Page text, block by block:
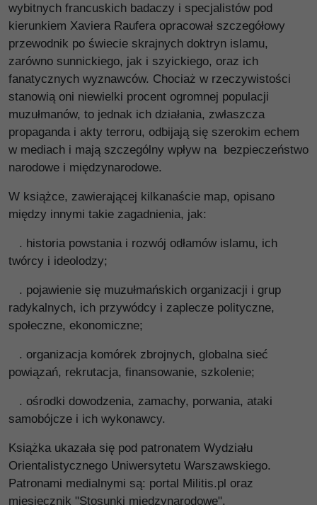
wybitnych francuskich badaczy i specjalistów pod
kierunkiem Xaviera Raufera opracował szczegółowy
przewodnik po świecie skrajnych doktryn islamu,
zarówno sunnickiego, jak i szyickiego, oraz ich
fanatycznych wyznawców. Chociaż w rzeczywistości
stanowią oni niewielki procent ogromnej populacji
muzułmanów, to jednak ich działania, zwłaszcza
propaganda i akty terroru, odbijają się szerokim echem
w mediach i mają szczególny wpływ na bezpieczeństwo
narodowe i międzynarodowe.
W książce, zawierającej kilkanaście map, opisano
między innymi takie zagadnienia, jak:
. historia powstania i rozwój odłamów islamu, ich
twórcy i ideolodzy;
. pojawienie się muzułmańskich organizacji i grup
radykalnych, ich przywódcy i zaplecze polityczne,
społeczne, ekonomiczne;
. organizacja komórek zbrojnych, globalna sieć
powiązań, rekrutacja, finansowanie, szkolenie;
. ośrodki dowodzenia, zamachy, porwania, ataki
samobójcze i ich wykonawcy.
Książka ukazała się pod patronatem Wydziału
Orientalistycznego Uniwersytetu Warszawskiego.
Patronami medialnymi są: portal Militis.pl oraz
miesięcznik "Stosunki międzynarodowe".